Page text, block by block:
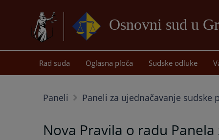
Osnovni sud u
Rad suda Oglasna ploča Sudske odluke
Paneli Paneli za ujednačavanje sudske
Nova Pravila o radu